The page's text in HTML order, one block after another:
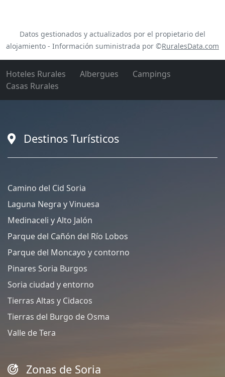
Datos gestionados y actualizados por el propietario del
alojamiento - Información suministrada por ©RuralesData.com
Hoteles Rurales Albergues
Campings
Casas Rurales
Destinos Turísticos
Camino del Cid Soria
Laguna Negra y Vinuesa
Medinaceli y Alto Jalón
Parque del Cañón del Río Lobos
Parque del Moncayo y contorno
Pinares Soria Burgos
Soria ciudad y entorno
Tierras Altas y Cidacos
Tierras del Burgo de Osma
Valle de Tera
Zonas de Soria